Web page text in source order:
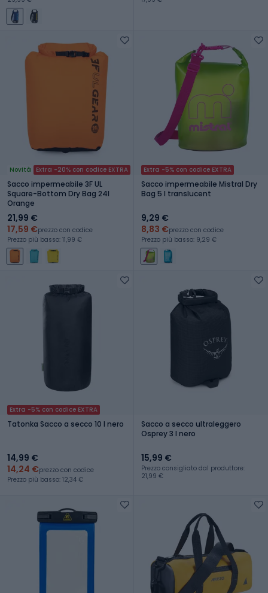
Novità Extra -20% con codice EXTRA
Sacco impermeabile 3F UL
Square-Bottom Dry Bag 24l
Orange
21,99 €
17,59 €prezzo con codice
Prezzo più basso: 11,99 €
Extra -5% con codice EXTRA
Sacco impermeabile Mistral Dry
Bag 5 l translucent
9,29 €
8,83 €prezzo con codice
Prezzo più basso: 9,29 €
Extra -5% con codice EXTRA
Tatonka Sacco a secco 10 l nero
14,99 €
14,24 €prezzo con codice
Prezzo più basso: 12,34 €
Sacco a secco ultraleggero
Osprey 3 l nero
15,99 €
Prezzo consigliato dal produttore:
21,99 €